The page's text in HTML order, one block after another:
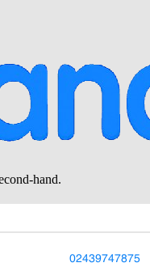
02439747875